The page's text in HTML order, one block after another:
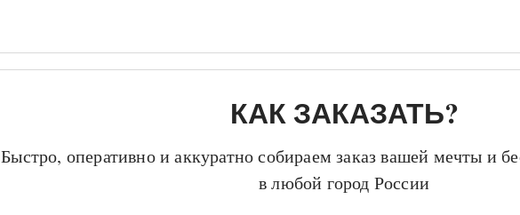
КАК ЗАКАЗАТЬ?
Быстро, оперативно и аккуратно собираем заказ вашей мечты и
в любой город России